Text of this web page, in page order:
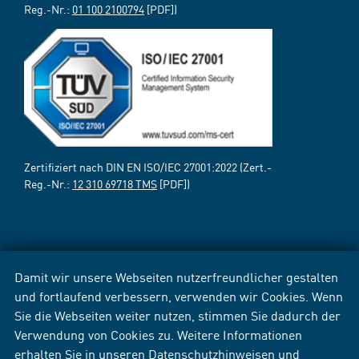
Damit wir unsere Webseiten nutzerfreundlicher gestalten
und fortlaufend verbessern, verwenden wir Cookies. Wenn
Sie die Webseiten weiter nutzen, stimmen Sie dadurch der
Verwendung von Cookies zu. Weitere Informationen
erhalten Sie in unseren Datenschutzhinweisen und
Reg.-Nr.: 01 100 2100794 [PDF])
Zertifiziert nach DIN EN ISO/IEC 27001:2022 (Zert.-
Reg.-Nr.: 12 310 69718 TMS [PDF])